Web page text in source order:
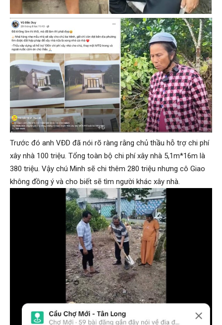
Trước đó anh VĐD đã nói rõ ràng rằng chủ thầu hỗ trợ chi phí
xây nhà 100 triệu. Tổng toàn bộ chi phí xây nhà 5,1m*16m là
380 triệu. Vậy chú Minh sẽ chi thêm 280 triệu nhưng cô Giao
không đồng ý và cho biết sẽ tìm người khác xây nhà.